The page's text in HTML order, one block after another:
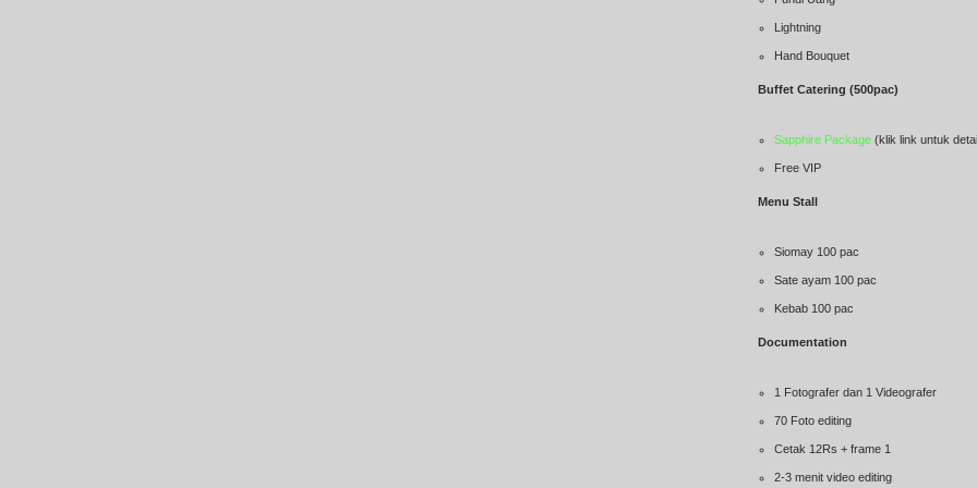
Lightning
Hand Bouquet
Buffet Catering (500pac)
Sapphire Package(klik link untuk
Free VIP
Menu Stall
Siomay 100 pac
Sate ayam 100 pac
Kebab 100 pac
Documentation
1 Fotografer dan 1 Videografer
70 Foto editing
Cetak 12Rs + frame 1
2-3 menit video editing